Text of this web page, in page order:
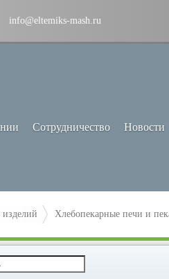
info@eltemiks-mash.ru
Сотрудничество Новости
изделий Хлебопекарные печи и